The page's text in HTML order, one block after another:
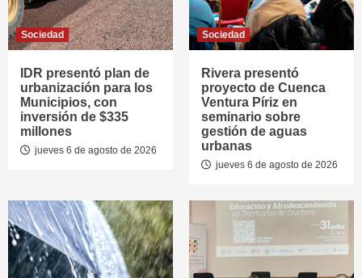
Sociedad
IDR presentó plan de
urbanización para los
Municipios, con
inversión de $335
millones
jueves 6 de agosto de 2026
Sociedad
Rivera presentó
proyecto de Cuenca
Ventura Píriz en
seminario sobre
gestión de aguas
urbanas
jueves 6 de agosto de 2026